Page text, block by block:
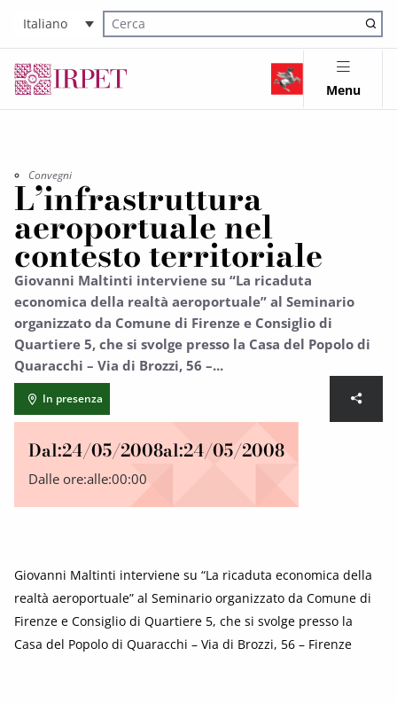
Italiano
Cerca nel sito
Menu
Convegni
L’infrastruttura
aeroportuale nel
contesto territoriale
Giovanni Maltinti interviene su “La ricaduta
economica della realtà aeroportuale” al Seminario
organizzato da Comune di Firenze e Consiglio di
Quartiere 5, che si svolge presso la Casa del Popolo di
Quaracchi – Via di Brozzi, 56 –...
In presenza
Dal:24/05/2008al:24/05/2008
Dalle ore:alle:00:00
Giovanni Maltinti interviene su “La ricaduta economica della
realtà aeroportuale” al Seminario organizzato da Comune di
Firenze e Consiglio di Quartiere 5, che si svolge presso la
Casa del Popolo di Quaracchi – Via di Brozzi, 56 – Firenze